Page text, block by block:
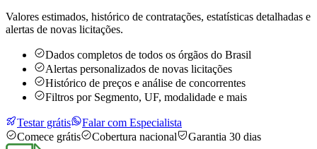
Valores estimados, histórico de contratações, estatísticas detalhadas e
alertas de novas licitações.
Dados completos de todos os órgãos do Brasil
Alertas personalizados de novas licitações
Histórico de preços e análise de concorrentes
Filtros por Segmento, UF, modalidade e mais
Testar grátis
Falar com Especialista
Comece grátis
Cobertura nacional Garantia 30 dias